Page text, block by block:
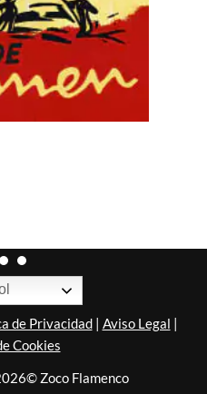
de Privacidad| Aviso Legal |
Cookies
Zoco Flamenco